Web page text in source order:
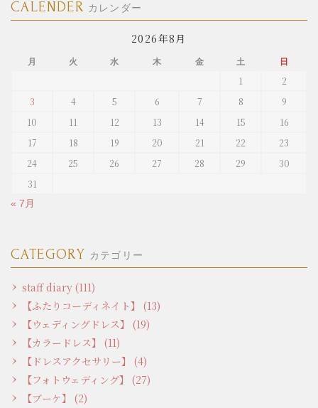
CALENDER カレンダー
2026年8月
月 火 水 木 金 土 日
1
2
3
4 5 6 7 8
9
10
11 12 13 14 15
16
17
18 19 20 21 22
23
24
25 26 27 28 29
30
31
« 7月
CATEGORY カテゴリー
staff diary (111)
【ふたりコーディネイト】 (13)
【ウェディングドレス】 (19)
【カラードレス】 (11)
【ドレスアクセサリー】 (4)
【フォトウェディング】 (27)
【ブーケ】 (2)